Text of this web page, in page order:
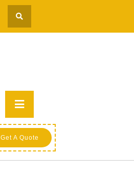
Primary
Menu
Get A Quote